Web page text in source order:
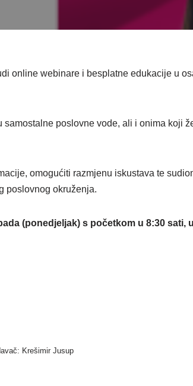
online webinare i besplatne edukacije u
poslovne vode, ali i onima koji
omogućiti razmjenu iskustava te
poslovnog okruženja.
(ponedjeljak) s početkom u 8:30 sati,
Krešimir Jusup